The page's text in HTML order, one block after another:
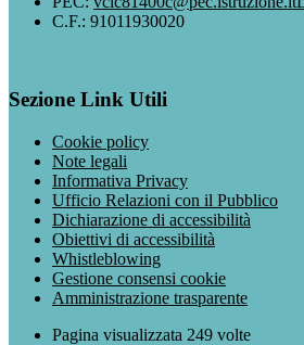
C.F.: 91011930020
Sezione Link Utili
Cookie policy
Note legali
Informativa Privacy
Ufficio Relazioni con il Pubblico
Dichiarazione di accessibilità
Obiettivi di accessibilità
Whistleblowing
Gestione consensi cookie
Amministrazione trasparente
Pagina visualizzata 249 volte